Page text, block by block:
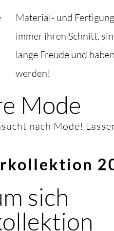
Material- und
immer ihren Schnitt,
lange Freude und
werden!
Mode
nach Mode!
sich